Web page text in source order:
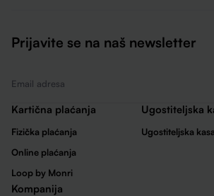
Prijavite se na naš newsletter
Kartična plaćanja
Fizička plaćanja
Online plaćanja
Loop by Monri
Ugostiteljska
Ugostiteljska
Kompanija